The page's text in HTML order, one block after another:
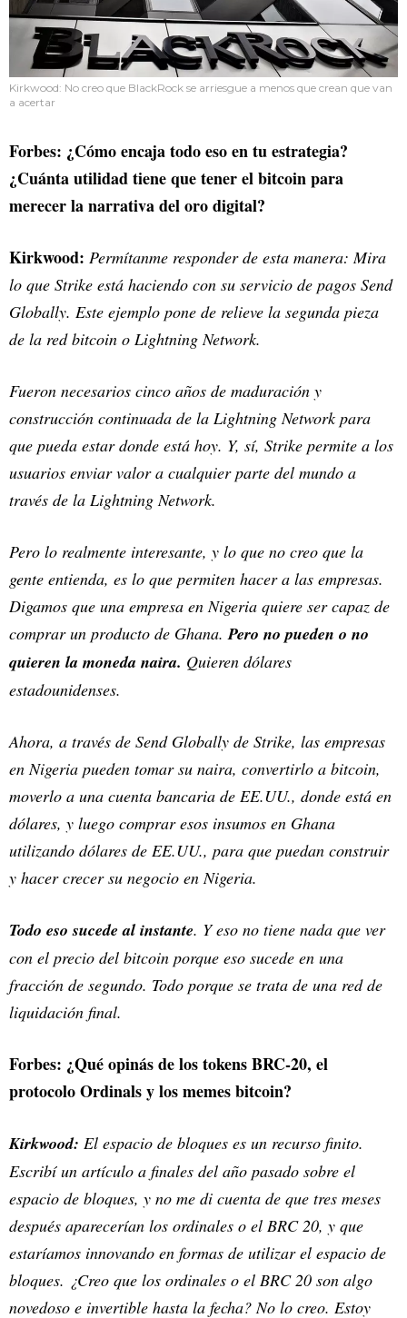
Kirkwood: No creo que BlackRock se arriesgue a menos que crean que van
a acertar
Forbes: ¿Cómo encaja todo eso en tu estrategia?
¿Cuánta utilidad tiene que tener el bitcoin para
merecer la narrativa del oro digital?
Kirkwood: Permítanme responder de esta manera: Mira
lo que Strike está haciendo con su servicio de pagos Send
Globally. Este ejemplo pone de relieve la segunda pieza
de la red bitcoin o Lightning Network.
Fueron necesarios cinco años de maduración y
construcción continuada de la Lightning Network para
que pueda estar donde está hoy. Y, sí, Strike permite a los
usuarios enviar valor a cualquier parte del mundo a
través de la Lightning Network.
Pero lo realmente interesante, y lo que no creo que la
gente entienda, es lo que permiten hacer a las empresas.
Digamos que una empresa en Nigeria quiere ser capaz de
comprar un producto de Ghana.Pero no pueden o no
quieren la moneda naira. Quieren dólares
estadounidenses.
Ahora, a través de Send Globally de Strike, las empresas
en Nigeria pueden tomar su naira, convertirlo a bitcoin,
moverlo a una cuenta bancaria de EE.UU., donde está en
dólares, y luego comprar esos insumos en Ghana
utilizando dólares de EE.UU., para que puedan construir
y hacer crecer su negocio en Nigeria.
Todo eso sucede al instante. Y eso no tiene nada que ver
con el precio del bitcoin porque eso sucede en una
fracción de segundo. Todo porque se trata de una red de
liquidación final.
Forbes: ¿Qué opinás de los tokens BRC-20, el
protocolo Ordinals y los memes bitcoin?
Kirkwood: El espacio de bloques es un recurso finito.
Escribí un artículo a finales del año pasado sobre el
espacio de bloques, y no me di cuenta de que tres meses
después aparecerían los ordinales o el BRC 20, y que
estaríamos innovando en formas de utilizar el espacio de
bloques. ¿Creo que los ordinales o el BRC 20 son algo
novedoso e invertible hasta la fecha? No lo creo. Estoy